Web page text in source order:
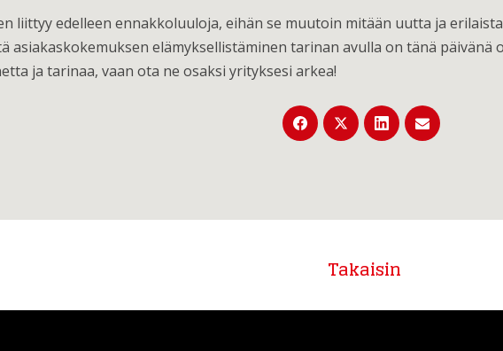
liittyy edelleen ennakkoluuloja, eihän se muutoin mitään uutta ja
asiakaskokemuksen elämyksellistäminen tarinan avulla on tänä päivänä
ja tarinaa, vaan ota ne osaksi yrityksesi arkea!
Takaisin